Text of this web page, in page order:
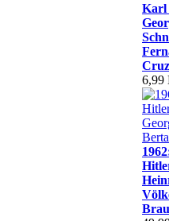
Karl
6,99